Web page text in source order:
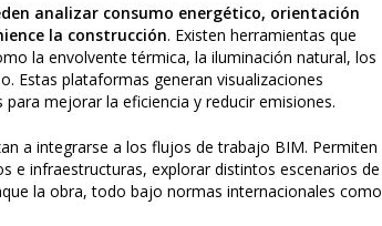
analizar consumo energético, orientación
la construcción. Existen herramientas que
la envolvente térmica, la iluminación natural, los
Estas plataformas generan visualizaciones
mejorar la eficiencia y reducir emisiones.
a integrarse a los flujos de trabajo BIM. Permiten
e infraestructuras, explorar distintos escenarios de
la obra, todo bajo normas internacionales como